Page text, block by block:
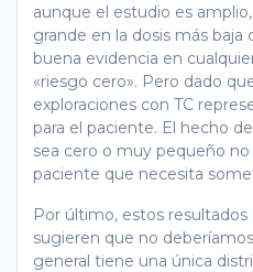
aunque el estudio es
grande en la dosis más
buena evidencia en
«riesgo cero». Pero dado
exploraciones con TC
para el paciente. El hecho
sea cero o muy pequeño
paciente que necesita
Por último, estos
sugieren que no
general tiene una única